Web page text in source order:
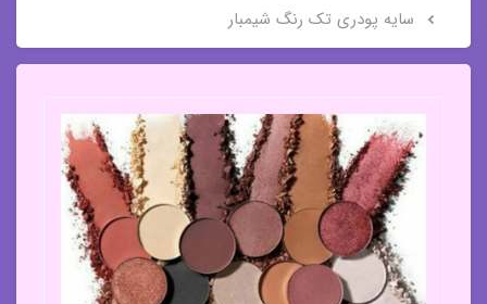
سایه پودری تک رنگ شیمبار